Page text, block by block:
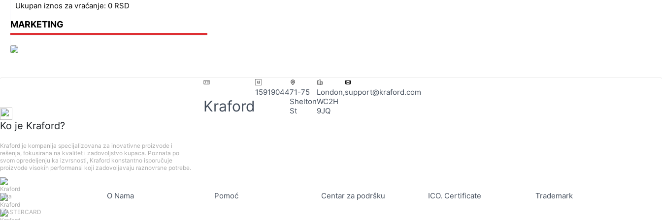
Ukupan iznos za vraćanje: 0 RSD
MARKETING
Ko je Kraford?
Kraford je kompanija specijalizovana za inovativne proizvode i
rešenja, fokusirana na kvalitet i zadovoljstvo kupaca. Poznata po
svom opredeljenju ka izvrsnosti, Kraford konstantno isporučuje
proizvode visokih performansi koji zadovoljavaju raznovrsne potrebe.
Kraford
1591904471-75
Shelton
St
London,
WC2H
9JQ
support@kraford.com
O Nama Pomoć Centar za podršku ICO. Certificate Trademark